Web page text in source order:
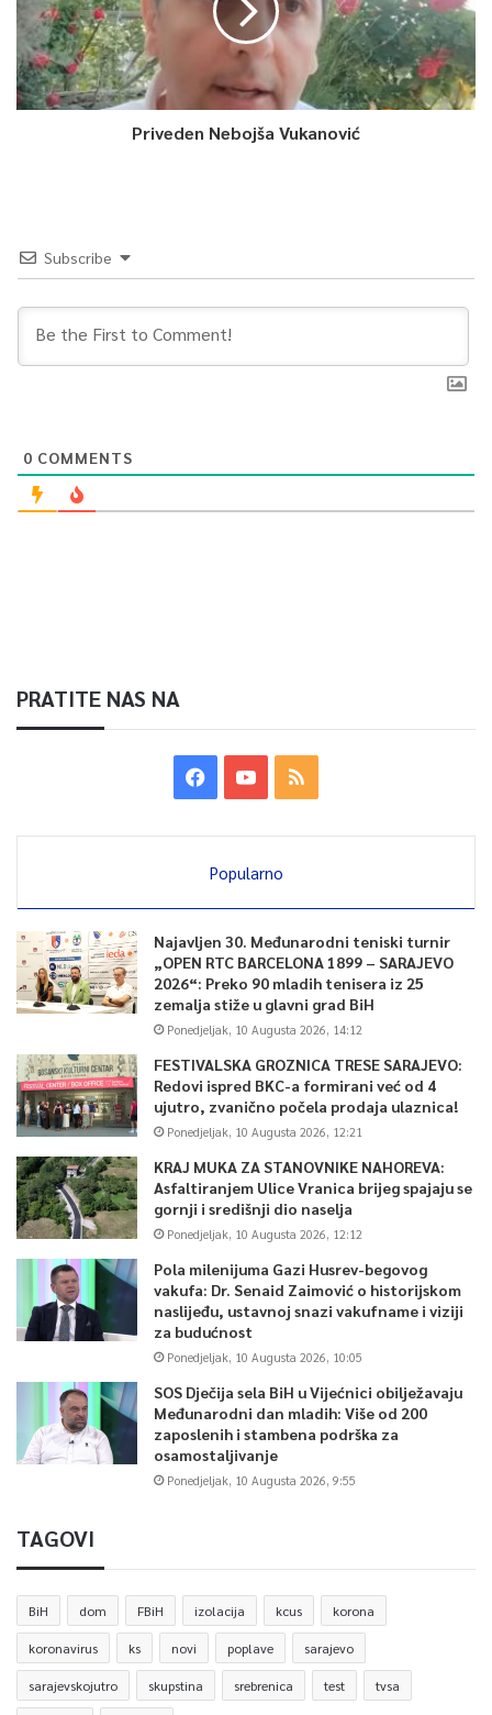
Priveden Nebojša Vukanović
Subscribe
0 COMMENTS
PRATITE NAS NA
Popularno
Najavljen 30. Međunarodni teniski turnir
„OPEN RTC BARCELONA 1899 – SARAJEVO
2026“: Preko 90 mladih tenisera iz 25
zemalja stiže u glavni grad BiH
Ponedjeljak, 10 Augusta 2026, 14:12
FESTIVALSKA GROZNICA TRESE SARAJEVO:
Redovi ispred BKC-a formirani već od 4
ujutro, zvanično počela prodaja ulaznica!
Ponedjeljak, 10 Augusta 2026, 12:21
KRAJ MUKA ZA STANOVNIKE NAHOREVA:
Asfaltiranjem Ulice Vranica brijeg spajaju se
gornji i središnji dio naselja
Ponedjeljak, 10 Augusta 2026, 12:12
Pola milenijuma Gazi Husrev-begovog
vakufa: Dr. Senaid Zaimović o historijskom
naslijeđu, ustavnoj snazi vakufname i viziji
za budućnost
Ponedjeljak, 10 Augusta 2026, 10:05
SOS Dječija sela BiH u Vijećnici obilježavaju
Međunarodni dan mladih: Više od 200
zaposlenih i stambena podrška za
osamostaljivanje
Ponedjeljak, 10 Augusta 2026, 9:55
TAGOVI
BiH dom FBiH izolacija kcus korona
koronavirus ks novi poplave sarajevo
sarajevskojutro skupstina srebrenica test tvsa